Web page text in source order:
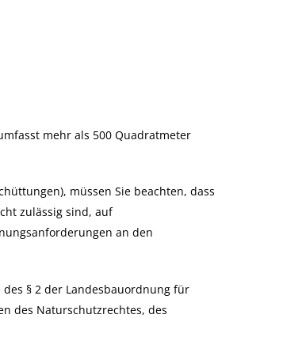
mehr als 500 Quadratmeter
müssen Sie beachten, dass
zulässig sind, auf
an den
§ 2 der Landesbauordnung für
des Naturschutzrechtes, des